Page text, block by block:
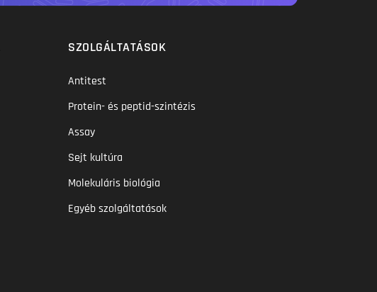
SZOLGÁLTATÁSOK
Antitest
Protein- és peptid-szintézis
Assay
Sejt kultúra
Molekuláris biológia
Egyéb szolgáltatások